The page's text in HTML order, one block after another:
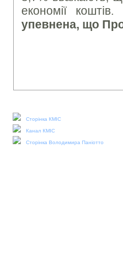
економії коштів.
упевнена, що
Сторінка КМІС
Канал КМІС
Сторінка Володимира Паніотто